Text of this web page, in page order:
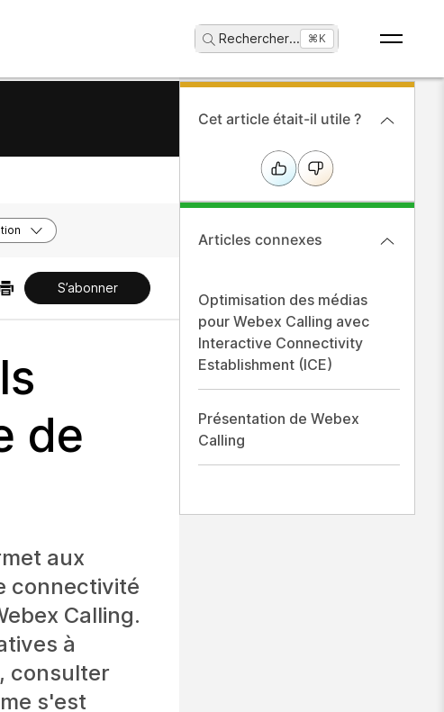
Rechercher... ⌘K
S’abonner
de
aux
connectivité
Calling.
à
consulter
s'est
Cet article était-il utile ?
Articles connexes
Optimisation des médias
pour Webex Calling avec
Interactive Connectivity
Establishment (ICE)
Présentation de Webex
Calling